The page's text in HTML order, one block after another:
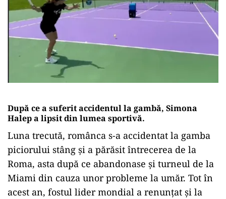
După ce a suferit accidentul la gambă, Simona
Halep a lipsit din lumea sportivă.
Luna trecută, românca s-a accidentat la gamba
piciorului stâng și a părăsit întrecerea de la
Roma, asta după ce abandonase și turneul de la
Miami din cauza unor probleme la umăr. Tot în
acest an, fostul lider mondial a renunțat și la